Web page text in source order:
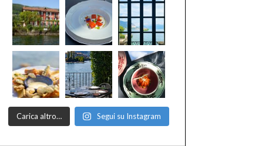
Carica altro… Segui su Instagram